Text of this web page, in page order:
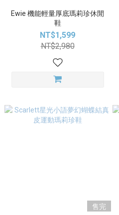
Ewie 機能輕量厚底瑪莉珍休閒
鞋
NT$1,599
NT$2,980
售完